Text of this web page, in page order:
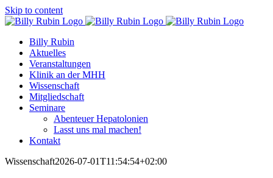
Skip to content
Billy Rubin
Aktuelles
Veranstaltungen
Klinik an der MHH
Wissenschaft
Mitgliedschaft
Seminare
Abenteuer Hepatolonien
Lasst uns mal machen!
Kontakt
Wissenschaft2026-07-01T11:54:54+02:00